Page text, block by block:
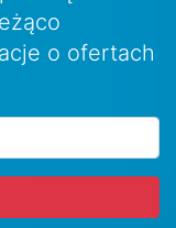
o ofertach